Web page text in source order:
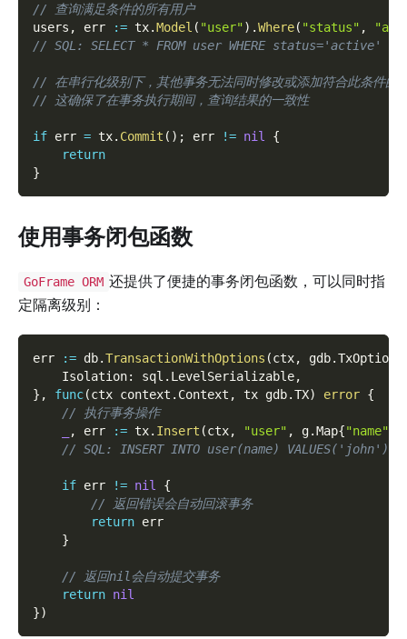
// 查询满足条件的所有用户
users , err := tx.Model ( "user") .Where( "status" ,
// SQL: SELECT * FROM user WHERE status='active'
// 在串行化级别下，其他事务无法同时修改或添加符合此条件的
// 这确保了在事务执行期间，查询结果的一致性
if err = tx. Commit ( ) ; err != nil
{
return
}
使用事务闭包函数
GoFrame ORM 还提供了便捷的事务闭包函数，可以同时指
定隔离级别：
err := db.TransactionWithOptions (ctx, gdb.TxOptions
    Isolation
: sql . LevelSerializable,
} , func(ctx context . Context , tx gdb.TX) error {
// 执行事务操作
, err := tx. Insert (ctx, "user" , g.Map{"name"
// SQL: INSERT INTO user(name) VALUES('john')
if err != nil
{
// 返回错误会自动回滚事务
return err
}
// 返回nil会自动提交事务
return nil
})